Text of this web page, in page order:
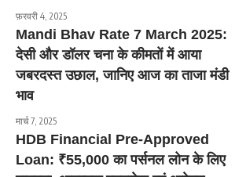
फ़रवरी 4, 2025
Mandi Bhav Rate 7 March 2025:
देसी और डॉलर चना के कीमतों में आया
जबरदस्त उछाल, जानिए आज का ताजा मंडी
भाव
मार्च 7, 2025
HDB Financial Pre-Approved
Loan: ₹55,000 का पर्सनल लोन के लिए